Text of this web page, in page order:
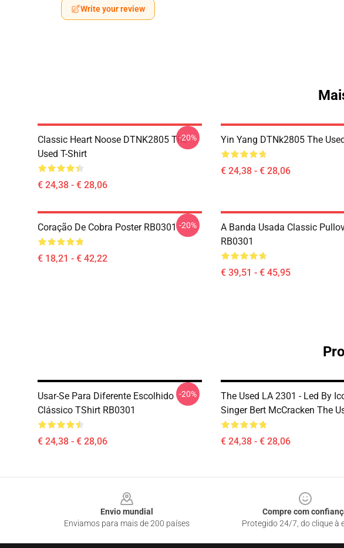
Write your review
Classic Heart Noose DTNK2805 The
Used T-Shirt
€ 24,38 - € 28,06
-20% Yin Yang DTNk2805 The
€ 24,38 - € 28,06
Coração De Cobra Poster RB0301
€ 18,21 - € 42,22
-20%
A Banda Usada Classic
RB0301
€ 39,51 - € 45,95
Usar-Se Para Diferente Escolhido
Clássico TShirt RB0301
€ 24,38 - € 28,06
-20%
The Used LA 2301 - Led By
Singer Bert McCracken The
€ 24,38 - € 28,06
Envio mundial
Enviamos para mais de 200 países
Compre com
Protegido 24/7, do clique à